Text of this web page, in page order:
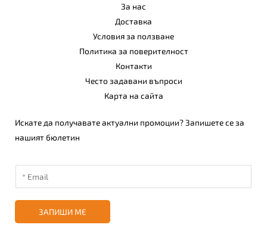
За нас
Доставка
Условия за ползване
Политика за поверителност
Контакти
Често задавани въпроси
Карта на сайта
Искате да получавате актуални промоции? Запишете се за
нашият бюлетин
ЗАПИШИ МЕ